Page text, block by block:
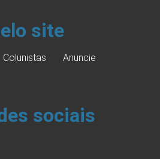
site
Colunistas
Anuncie
sociais